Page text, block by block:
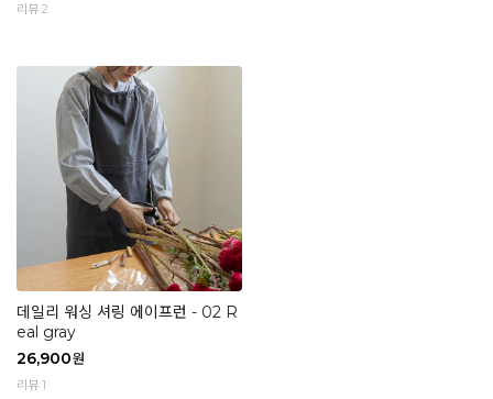
리뷰 2
데일리 워싱 셔링 에이프런 - 02 R
eal gray
26,900원
리뷰 1